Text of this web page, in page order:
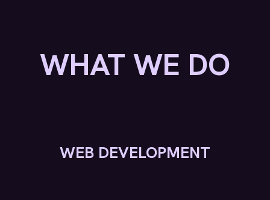
WHAT WE DO
WEB DEVELOPMENT